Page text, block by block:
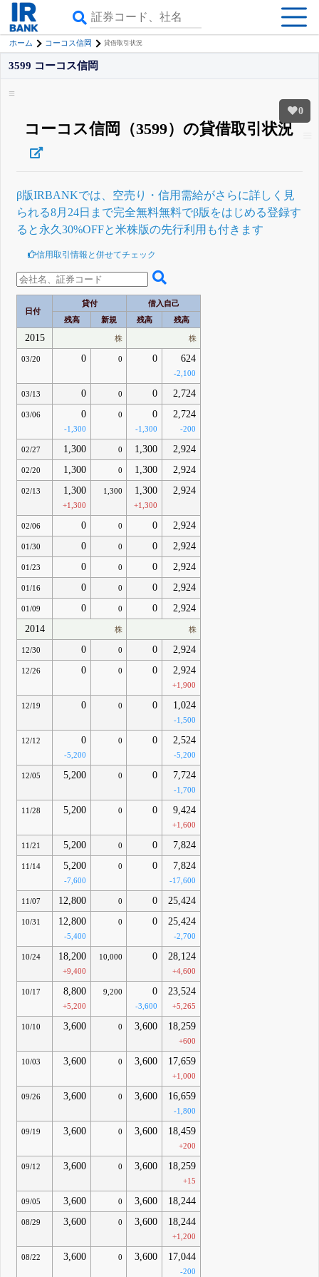
ホーム コーコス信岡 貸借取引状況
0
3599 コーコス信岡
コーコス信岡（3599）の貸借取引状況
β版IRBANKでは、 空売り・信用需給がさらに詳しく見
られる8月24日まで完全無料無料でβ版をはじめる登録す
ると永久30%OFFと米株版の先行利用も付きます
信用取引情報と併せてチェック
日付
貸付
借入自己
残高
新規 残高 残高
2015 株 株
03/20 0 0 0 624
-2,100
03/13 0 0 0 2,724
03/06 0
-1,300
0 0
-1,300
2,724
-200
02/27 1,300 0 1,300 2,924
02/20 1,300 0 1,300 2,924
02/13 1,300
+1,300
1,300 1,300
+1,300
2,924
02/06 0 0 0 2,924
01/30 0 0 0 2,924
01/23 0 0 0 2,924
01/16 0 0 0 2,924
01/09 0 0 0
2,924
2014
株 株
12/30 0 0 0 2,924
12/26 0 0 0 2,924
+1,900
12/19 0 0 0 1,024
-1,500
12/12 0
-5,200
0 0 2,524
-5,200
12/05 5,200 0 0 7,724
-1,700
11/28 5,200 0 0 9,424
+1,600
11/21 5,200 0 0 7,824
11/14 5,200
-7,600
0 0 7,824
-17,600
11/07 12,800 0 0 25,424
10/31 12,800
-5,400
0 0 25,424
-2,700
10/24 18,200
+9,400
10,000 0 28,124
+4,600
10/17 8,800
+5,200
9,200 0
-3,600
23,524
+5,265
10/10 3,600 0 3,600 18,259
+600
10/03 3,600 0 3,600 17,659
+1,000
09/26 3,600 0 3,600 16,659
-1,800
09/19 3,600 0 3,600 18,459
+200
09/12 3,600 0 3,600 18,259
+15
09/05 3,600 0 3,600 18,244
08/29 3,600 0 3,600 18,244
+1,200
08/22 3,600 0 3,600 17,044
-200